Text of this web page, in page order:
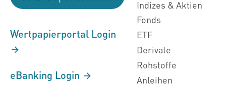
Wertpapierportal Login
eBanking Login
Indizes & Aktien
Fonds
ETF
Derivate
Rohstoffe
Anleihen